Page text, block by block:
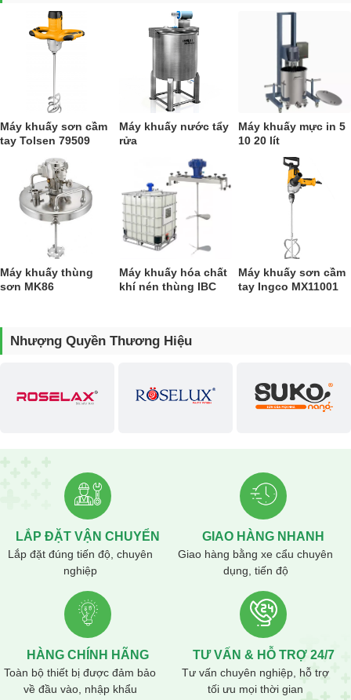
Máy khuấy sơn cầm
tay Tolsen 79509
Máy khuấy nước tẩy
rửa
Máy khuấy mực in 5
10 20 lít
Máy khuấy thùng
sơn MK86
Máy khuấy hóa chất
khí nén thùng IBC
Máy khuấy sơn cầm
tay Ingco MX11001
Nhượng Quyền Thương Hiệu
LẮP ĐẶT VẬN CHUYỂN
Lắp đặt đúng tiến độ, chuyên
nghiệp
GIAO HÀNG NHANH
Giao hàng bằng xe cẩu chuyên
dụng, tiến độ
HÀNG CHÍNH HÃNG
Toàn bộ thiết bị được đảm bảo
về đầu vào, nhập khẩu
TƯ VẤN & HỖ TRỢ 24/7
Tư vấn chuyên nghiệp, hỗ trợ
tối ưu mọi thời gian